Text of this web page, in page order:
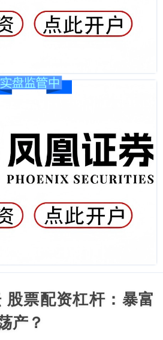
股票配资杠杆：暴富
产？